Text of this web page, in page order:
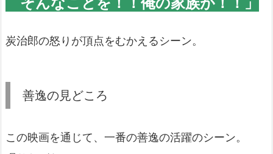
炭治郎の怒りが頂点をむかえるシーン。
善逸の見どころ
この映画を通じて、一番の善逸の活躍のシーン。